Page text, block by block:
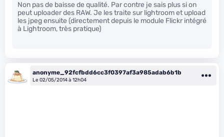
Non pas de baisse de qualité. Par contre je sais plus si on
peut uploader des RAW. Je les traite sur lightroom et upload
les jpeg ensuite (directement depuis le module Flickr intégré
à Lightroom, très pratique)
anonyme_92fcfbdd6cc3f0397af3a985adab6b1b
Le 02/05/2014 à 12h04